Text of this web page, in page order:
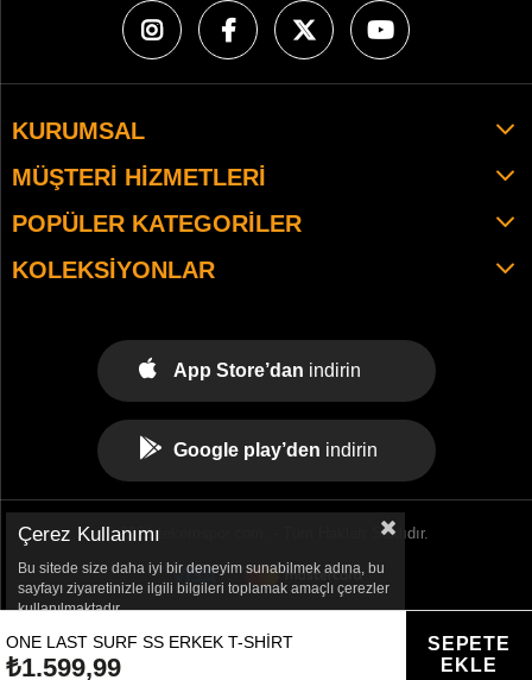
ONE LAST SURF SS ERKEK T-SHIRT
₺1.599,99
KURUMSAL
MÜŞTERI HIZMETLERI
POPÜLER KATEGORILER
KOLEKSIYONLAR
App Store’dan indirin
Google play’den indirin
© 2021 tekemspor.com. - Tüm Hakları Saklıdır.
Çerez Kullanımı
Bu sitede size daha iyi bir deneyim sunabilmek adına, bu
sayfayı ziyaretinizle ilgili bilgileri toplamak amaçlı çerezler
kullanılmaktadır.